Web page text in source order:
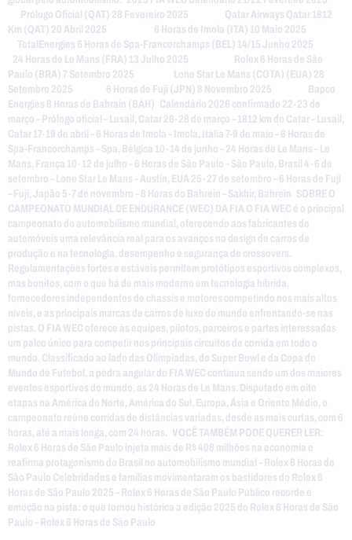
Prólogo Oficial (QAT) 28 Fevereiro 2025 Qatar Airways Qatar 1812
Km (QAT) 20 Abril 2025 6 Horas de Imola (ITA) 10 Maio 2025
TotalEnergies 6 Horas de Spa-Francorchamps (BEL) 14/15 Junho 2025
24 Horas de Le Mans (FRA) 13 Julho 2025 Rolex 6 Horas de São
Paulo (BRA) 7 Setembro 2025 Lone Star Le Mans (COTA) (EUA) 28
Setembro 2025 6 Horas de Fuji (JPN) 8 Novembro 2025 Bapco
Energies 8 Horas de Bahrain (BAH) Calendário 2026 confirmado 22-23 de
março – Prólogo oficial – Lusail, Catar 26-28 de março – 1812 km do Catar – Lusail,
Catar 17-19 de abril – 6 Horas de Imola – Imola, Itália 7-9 de maio – 6 Horas de
Spa-Francorchamps – Spa, Bélgica 10-14 de junho – 24 Horas de Le Mans – Le
Mans, França 10-12 de julho – 6 Horas de São Paulo – São Paulo, Brasil 4-6 de
setembro – Lone Star Le Mans – Austin, EUA 25-27 de setembro – 6 Horas de Fuji
– Fuji, Japão 5-7 de novembro – 8 Horas do Bahrein – Sakhir, Bahrein SOBRE O
CAMPEONATO MUNDIAL DE ENDURANCE (WEC) DA FIA O FIA WEC é o principal
campeonato do automobilismo mundial, oferecendo aos fabricantes de
automóveis uma relevância real para os avanços no design de carros de
produção e na tecnologia, desempenho e segurança de crossovers.
Regulamentações fortes e estáveis permitem protótipos esportivos complexos,
mas bonitos, com o que há de mais moderno em tecnologia híbrida,
fornecedores independentes de chassis e motores competindo nos mais altos
níveis, e as principais marcas de carros de luxo do mundo enfrentando-se nas
pistas. O FIA WEC oferece às equipes, pilotos, parceiros e partes interessadas
um palco único para competir nos principais circuitos de corrida em todo o
mundo. Classificado ao lado das Olimpíadas, do Super Bowl e da Copa do
Mundo de Futebol, a pedra angular do FIA WEC continua sendo um dos maiores
eventos esportivos do mundo, as 24 Horas de Le Mans. Disputado em oito
etapas na América do Norte, América do Sul, Europa, Ásia e Oriente Médio, o
campeonato reúne corridas de distâncias variadas, desde as mais curtas, com 6
horas, até a mais longa, com 24 horas. VOCÊ TAMBÉM PODE QUERER LER:
Rolex 6 Horas de São Paulo injeta mais de R$ 408 milhões na economia e
reafirma protagonismo do Brasil no automobilismo mundial – Rolex 6 Horas de
São Paulo Celebridades e famílias movimentaram os bastidores do Rolex 6
Horas de São Paulo 2025 – Rolex 6 Horas de São Paulo Público recorde e
emoção na pista: o que tornou histórica a edição 2025 do Rolex 6 Horas de São
Paulo – Rolex 6 Horas de São Paulo